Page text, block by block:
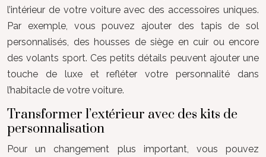
l’intérieur de votre voiture avec des accessoires uniques.
Par exemple, vous pouvez ajouter des tapis de sol
personnalisés, des housses de siège en cuir ou encore
des volants sport. Ces petits détails peuvent ajouter une
touche de luxe et refléter votre personnalité dans
l’habitacle de votre voiture.
Transformer l’extérieur avec des kits de
personnalisation
Pour un changement plus important, vous pouvez